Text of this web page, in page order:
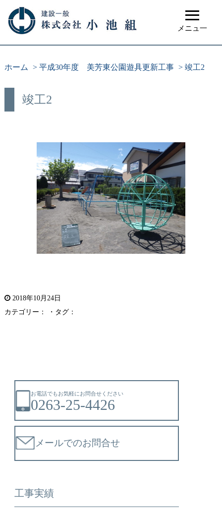
≡
メニュ一
ホーム > 平成30年度 美芳東公園遊具更新工事 > 竣工2
竣工2
2018年10月24日
カテゴリー： ・タグ：
お電話でもお気軽にお問合せください
0263-25-4426
メールでのお問合せ
工事実績